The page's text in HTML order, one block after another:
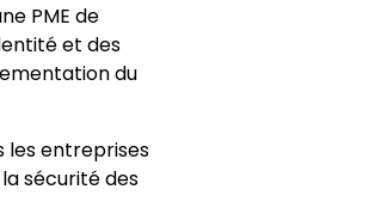
PME de
et des
du
les entreprises
sécurité des